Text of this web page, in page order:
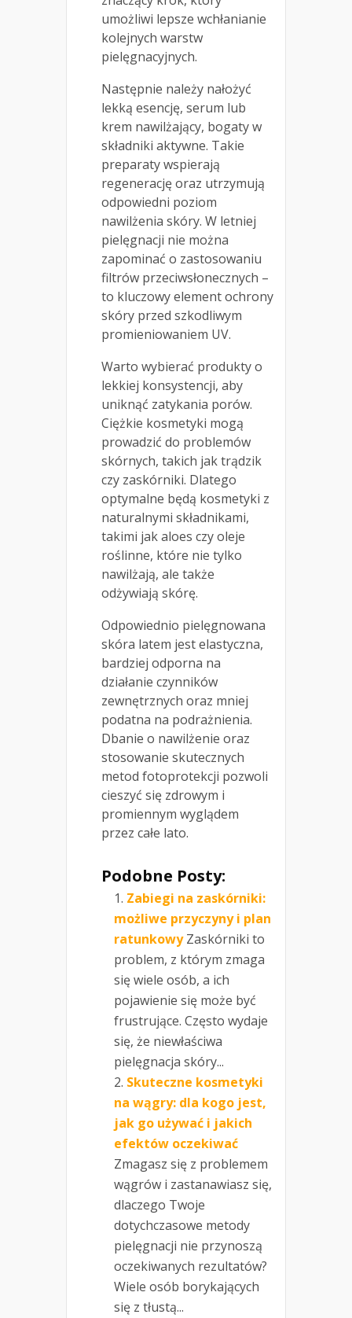
umożliwi lepsze wchłanianie
kolejnych warstw
pielęgnacyjnych.
Następnie należy nałożyć
lekką esencję, serum lub
krem nawilżający, bogaty w
składniki aktywne. Takie
preparaty wspierają
regenerację oraz utrzymują
odpowiedni poziom
nawilżenia skóry. W letniej
pielęgnacji nie można
zapominać o zastosowaniu
filtrów przeciwsłonecznych –
to kluczowy element ochrony
skóry przed szkodliwym
promieniowaniem UV.
Warto wybierać produkty o
lekkiej konsystencji, aby
uniknąć zatykania porów.
Ciężkie kosmetyki mogą
prowadzić do problemów
skórnych, takich jak trądzik
czy zaskórniki. Dlatego
optymalne będą kosmetyki z
naturalnymi składnikami,
takimi jak aloes czy oleje
roślinne, które nie tylko
nawilżają, ale także
odżywiają skórę.
Odpowiednio pielęgnowana
skóra latem jest elastyczna,
bardziej odporna na
działanie czynników
zewnętrznych oraz mniej
podatna na podrażnienia.
Dbanie o nawilżenie oraz
stosowanie skutecznych
metod fotoprotekcji pozwoli
cieszyć się zdrowym i
promiennym wyglądem
przez całe lato.
Podobne Posty:
Zabiegi na zaskórniki:
możliwe przyczyny i plan
ratunkowy Zaskórniki to
problem, z którym zmaga
się wiele osób, a ich
pojawienie się może być
frustrujące. Często wydaje
się, że niewłaściwa
pielęgnacja skóry...
Skuteczne kosmetyki
na wągry: dla kogo jest,
jak go używać i jakich
efektów oczekiwać
Zmagasz się z problemem
wągrów i zastanawiasz się,
dlaczego Twoje
dotychczasowe metody
pielęgnacji nie przynoszą
oczekiwanych rezultatów?
Wiele osób borykających
się z tłustą...